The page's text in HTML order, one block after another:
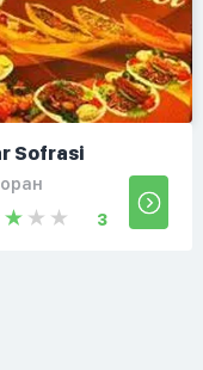
Sofrasi
3